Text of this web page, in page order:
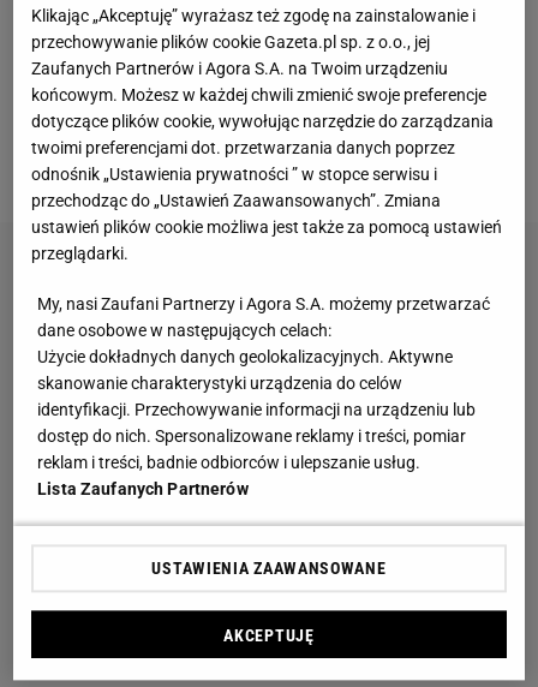
poszewek oraz kocy. Oferuje produkty dla każdego,
bez względu na wiek i płeć. W ofercie znajdziemy
komplety dziecięce, młodzieżowe oraz pościel dla
dorosłych, zarówno miłośników luksusu, jak i stylu
skandynawskiego.
Klikając „Akceptuję” wyrażasz też zgodę na zainstalowanie i
przechowywanie plików cookie Gazeta.pl sp. z o.o., jej
Zaufanych Partnerów i Agora S.A. na Twoim urządzeniu
końcowym. Możesz w każdej chwili zmienić swoje preferencje
dotyczące plików cookie, wywołując narzędzie do zarządzania
twoimi preferencjami dot. przetwarzania danych poprzez
odnośnik „Ustawienia prywatności ” w stopce serwisu i
przechodząc do „Ustawień Zaawansowanych”. Zmiana
ustawień plików cookie możliwa jest także za pomocą ustawień
przeglądarki.
My, nasi Zaufani Partnerzy i Agora S.A. możemy przetwarzać
dane osobowe w następujących celach:
Użycie dokładnych danych geolokalizacyjnych. Aktywne
skanowanie charakterystyki urządzenia do celów
identyfikacji. Przechowywanie informacji na urządzeniu lub
dostęp do nich. Spersonalizowane reklamy i treści, pomiar
reklam i treści, badnie odbiorców i ulepszanie usług.
Lista Zaufanych Partnerów
USTAWIENIA ZAAWANSOWANE
AKCEPTUJĘ